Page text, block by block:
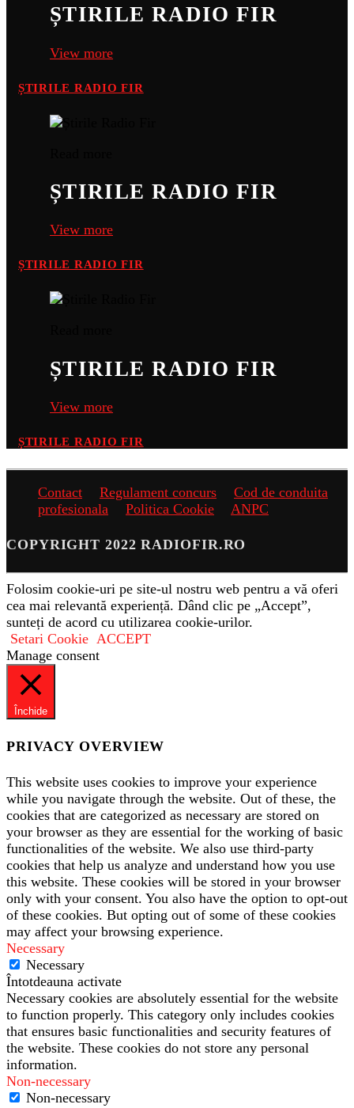
ȘTIRILE RADIO FIR
View more
ȘTIRILE RADIO FIR
ȘTIRILE RADIO FIR
View more
ȘTIRILE RADIO FIR
ȘTIRILE RADIO FIR
View more
ȘTIRILE RADIO FIR
Contact Regulament concurs
Cod de conduita
profesionala
Politica Cookie ANPC
COPYRIGHT 2022 RADIOFIR.RO
Folosim cookie-uri pe site-ul nostru web pentru a vă oferi
cea mai relevantă experiență. Dând clic pe „Accept”,
sunteți de acord cu utilizarea cookie-urilor.
Setari Cookie ACCEPT
Manage consent
Închide
PRIVACY OVERVIEW
This website uses cookies to improve your experience
while you navigate through the website. Out of these, the
cookies that are categorized as necessary are stored on
your browser as they are essential for the working of basic
functionalities of the website. We also use third-party
cookies that help us analyze and understand how you use
this website. These cookies will be stored in your browser
only with your consent. You also have the option to opt-out
of these cookies. But opting out of some of these cookies
may affect your browsing experience.
Necessary
Necessary
Întotdeauna activate
Necessary cookies are absolutely essential for the website
to function properly. This category only includes cookies
that ensures basic functionalities and security features of
the website. These cookies do not store any personal
information.
Non-necessary
Non-necessary